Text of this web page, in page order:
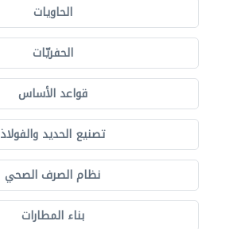
الحاويات
الحفريّات
قواعد الأساس
تصنيع الحديد والفولاذ
نظام الصرف الصحي
بناء المطارات